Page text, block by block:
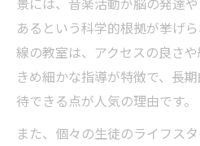
あるという科学的根拠が挙げ
線の教室は、アクセスの良さ
きめ細かな指導が特徴で、長
待できる点が人気の理由です。
また、個々の生徒のライフス